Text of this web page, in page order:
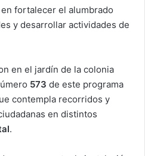
fortalecer el alumbrado
y desarrollar actividades de
en el jardín de la colonia
573 de este programa
contempla recorridos y
en distintos
.